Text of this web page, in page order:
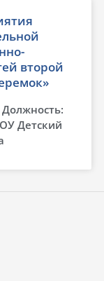
второй
Детский